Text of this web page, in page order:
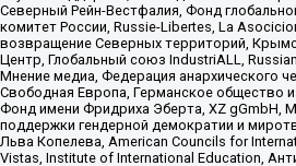
Северный Рейн-Вестфалия, Фонд
комитет России, Russie-Libertes, La
возвращение Северных территорий,
Центр, Глобальный союз IndustriALL,
Мнение медиа, Федерация анархического
Свободная Европа, Германское общество
Фонд имени Фридриха Эберта, XZ gGmbH,
поддержки гендерной демократии и
Льва Копелева, American Councils for
Vistas, Institute of International Education,